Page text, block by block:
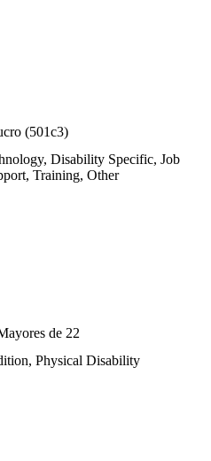
(501c3)
Disability Specific, Job
Training, Other
de 22
Physical Disability